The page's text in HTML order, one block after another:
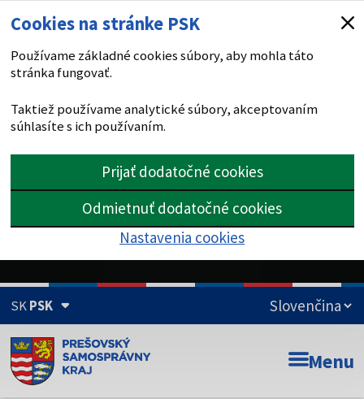
Cookies na stránke PSK
Používame základné cookies súbory, aby mohla táto
stránka fungovať.
Taktiež používame analytické súbory, akceptovaním
súhlasíte s ich používaním.
Prijať dodatočné cookies
Odmietnuť dodatočné cookies
Nastavenia cookies
SKPSK
Doména psk.sk je oficiálna
Toto je oficiálna webová stránka Prešovského
Menu